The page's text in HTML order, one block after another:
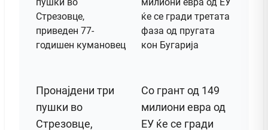
Пронајдени три
пушки во
Стрезовце,
Со грант од 149
милиони евра од
ЕУ ќе се гради